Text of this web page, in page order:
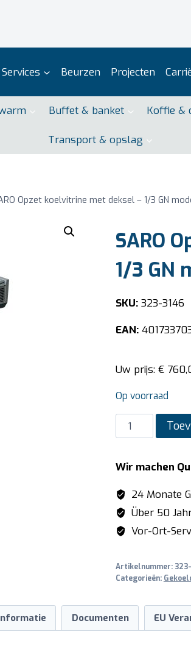
Services Beurzen Projecten
Buffet & banket Koffie &
Transport & opslag
Opzet koelvitrine met deksel – 1/3 GN
SARO
1/3 GN
SKU:323-3146
EAN:
Uw prijs: €
Op voorraad
SARO
Opzet
met
deksel
-
1/3
GN
VRX
1800
S/S
aantal
Wir machen
24 Monate
Über 50
Vor-Ort-
Artikelnummer:
Categorieën:
Documenten EU